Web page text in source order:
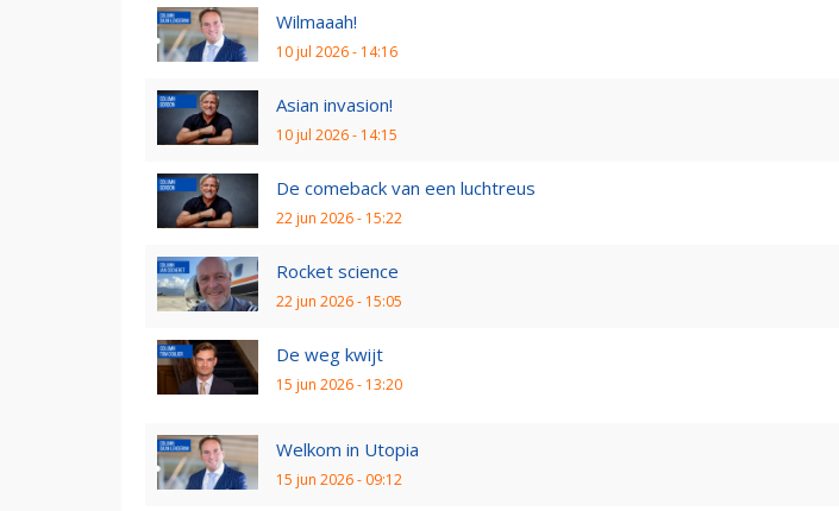
Wilmaaah!
10 jul 2026 - 14:16
Asian invasion!
10 jul 2026 - 14:15
De comeback van een luchtreus
22 jun 2026 - 15:22
Rocket science
22 jun 2026 - 15:05
De weg kwijt
15 jun 2026 - 13:20
Welkom in Utopia
15 jun 2026 - 09:12